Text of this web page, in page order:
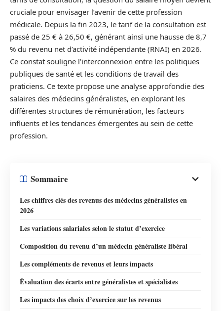
cruciale pour envisager l’avenir de cette profession
médicale. Depuis la fin 2023, le tarif de la consultation est
passé de 25 € à 26,50 €, générant ainsi une hausse de 8,7
% du revenu net d’activité indépendante (RNAI) en 2026.
Ce constat souligne l’interconnexion entre les politiques
publiques de santé et les conditions de travail des
praticiens. Ce texte propose une analyse approfondie des
salaires des médecins généralistes, en explorant les
différentes structures de rémunération, les facteurs
influents et les tendances émergentes au sein de cette
profession.
Sommaire
Les chiffres clés des revenus des médecins généralistes en
2026
Les variations salariales selon le statut d’exercice
Composition du revenu d’un médecin généraliste libéral
Les compléments de revenus et leurs impacts
Évaluation des écarts entre généralistes et spécialistes
Les impacts des choix d’exercice sur les revenus